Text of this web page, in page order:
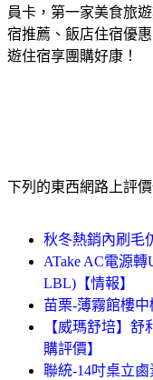
員卡，第一家美食旅
宿推薦、飯店住宿優
遊住宿享團購好康！
下列的東西網路上評
秋冬熱銷內刷毛
ATake AC電源
LBL)【情報】
苗栗-薄霧館樓中
【威瑪舒培】
購評價】
聯統-14吋桌立鹵